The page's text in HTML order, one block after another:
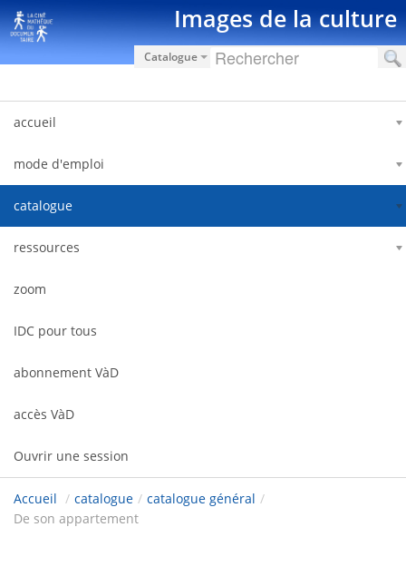
Saut au contenu Images de la culture
Catalogue
accueil
mode d'emploi
catalogue
ressources
zoom
IDC pour tous
abonnement VàD
accès VàD
Ouvrir une session
Accueil / catalogue / catalogue général /
De son appartement